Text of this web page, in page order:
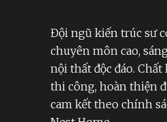
Đội ngũ kiến trúc sư
chuyên môn cao,
nội thất độc đáo.
thi công, hoàn thiện
cam kết theo chính